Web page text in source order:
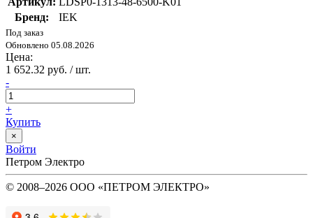
Бренд:
IEK
Под заказ
Обновлено 05.08.2026
Цена:
1 652.32 руб. / шт.
-
+
Купить
×
Войти
Петром Электро
© 2008–2026 ООО «ПЕТРОМ ЭЛЕКТРО»